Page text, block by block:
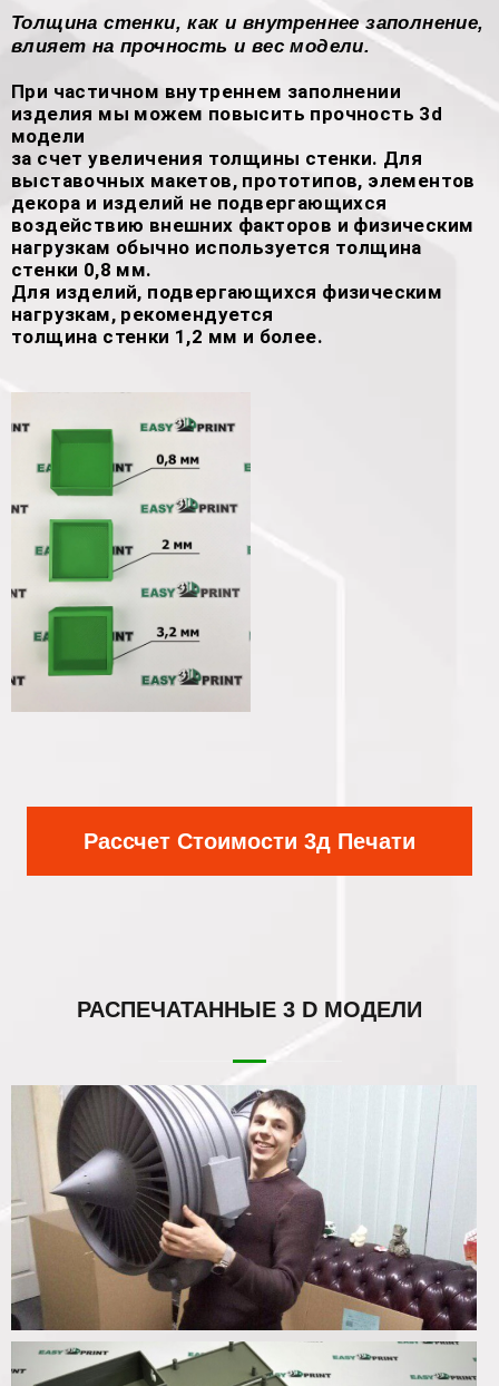
Толщина стенки, как и внутреннее заполнение,
влияет на прочность и вес модели.
При частичном внутреннем заполнении
изделия мы можем повысить прочность 3d
модели
за счет увеличения толщины стенки. Для
выставочных макетов, прототипов, элементов
декора и изделий не подвергающихся
воздействию внешних факторов и физическим
нагрузкам обычно используется толщина
стенки 0,8 мм.
Для изделий, подвергающихся физическим
нагрузкам, рекомендуется
толщина стенки 1,2 мм и более.
Рассчет Стоимости 3д Печати
РАСПЕЧАТАННЫЕ 3 D МОДЕЛИ